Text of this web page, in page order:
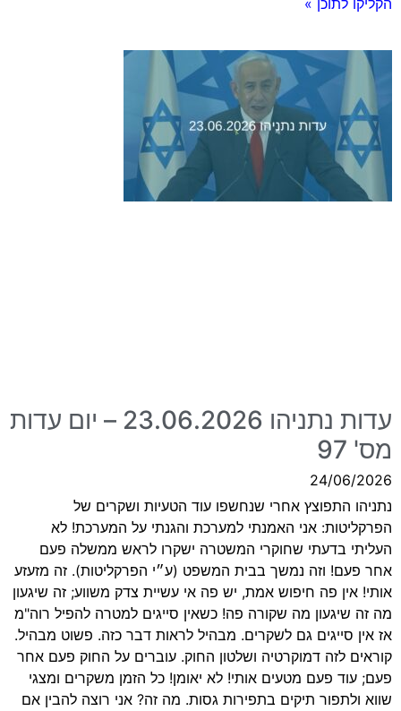
הקליקו לתוכן »
עדות נתניהו 23.06.2026 – יום עדות
מס' 97
24/06/2026
נתניהו התפוצץ אחרי שנחשפו עוד הטעיות ושקרים של
הפרקליטות: אני האמנתי למערכת והגנתי על המערכת! לא
העליתי בדעתי שחוקרי המשטרה ישקרו לראש ממשלה פעם
אחר פעם! וזה נמשך בבית המשפט (ע״י הפרקליטות). זה מזעזע
אותי! אין פה חיפוש אמת, יש פה אי עשיית צדק משווע; זה שיגעון
מה זה שיגעון מה שקורה פה! כשאין סייגים למטרה להפיל רוה"מ
אז אין סייגים גם לשקרים. מבהיל לראות דבר כזה. פשוט מבהיל.
קוראים לזה דמוקרטיה ושלטון החוק. עוברים על החוק פעם אחר
פעם; עוד פעם מטעים אותי! לא יאומן! כל הזמן משקרים ומצגי
שווא ולתפור תיקים בתפירות גסות. מה זה? אני רוצה להבין אם